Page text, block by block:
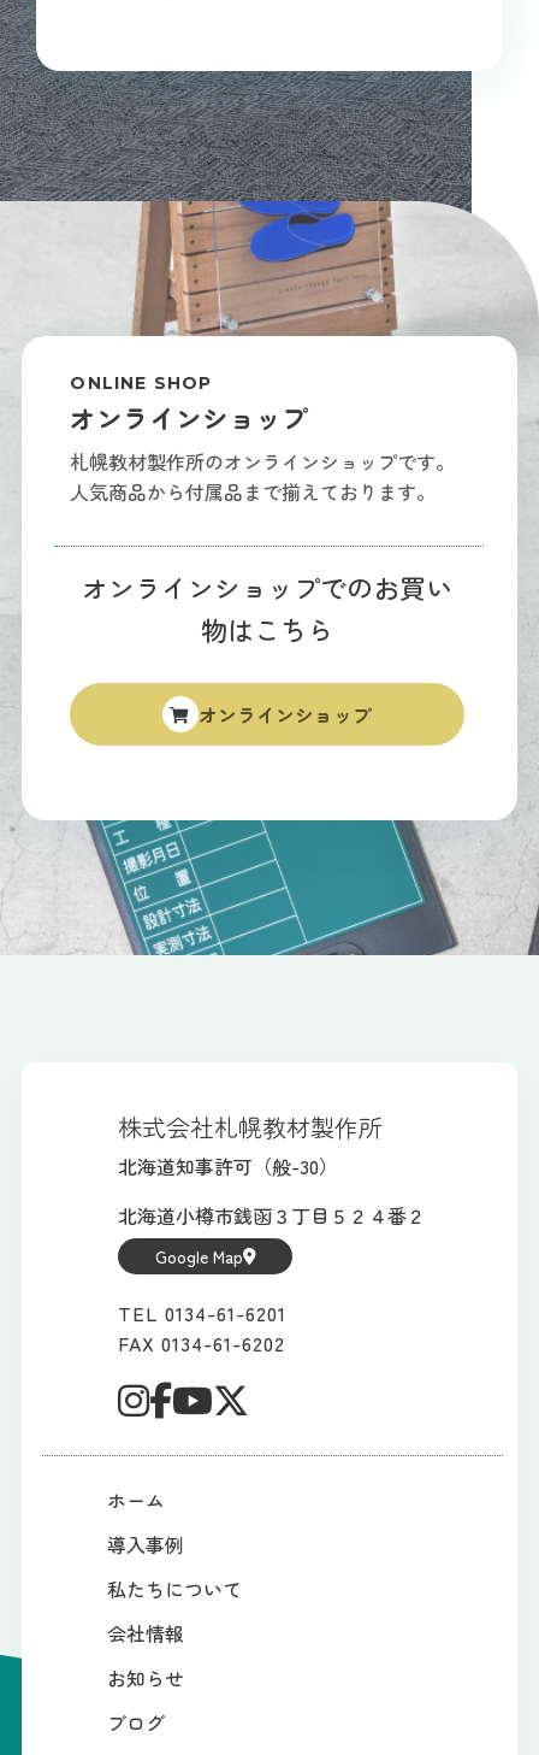
ONLINE SHOP
オンラインショップ
札幌教材製作所のオンラインショップです。
人気商品から付属品まで揃えております。
オンラインショップでのお買い
物はこちら
オンラインショップ
株式会社札幌教材製作所
北海道知事許可（般-30）
北海道小樽市銭函３丁目５２４番２
Google Map
TEL 0134-61-6201
FAX 0134-61-6202
ホーム
導入事例
私たちについて
会社情報
お知らせ
ブログ